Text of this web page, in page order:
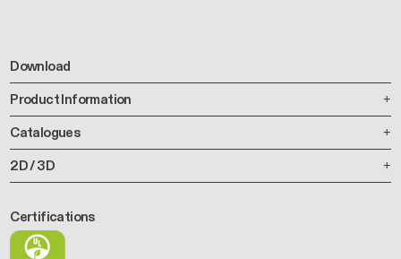
Download
Product Information
Catalogues
2D / 3D
Certifications